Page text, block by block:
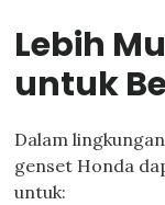
Lebih
untuk
Dalam
genset Honda
untuk: